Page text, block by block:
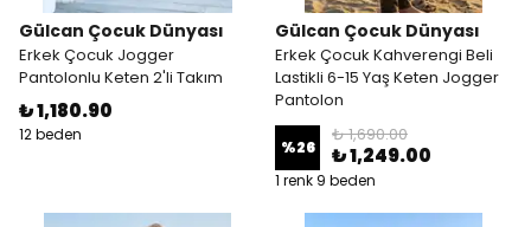
Gülcan Çocuk Dünyası
Erkek Çocuk Jogger
Pantolonlu Keten 2'li Takım
₺ 1,180.90
12 beden
Gülcan Çocuk Dünyası
Erkek Çocuk Kahverengi Beli
Lastikli 6-15 Yaş Keten Jogger
Pantolon
%26
₺ 1,690.00
₺ 1,249.00
1 renk 9 beden